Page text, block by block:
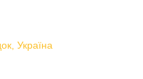
Україна